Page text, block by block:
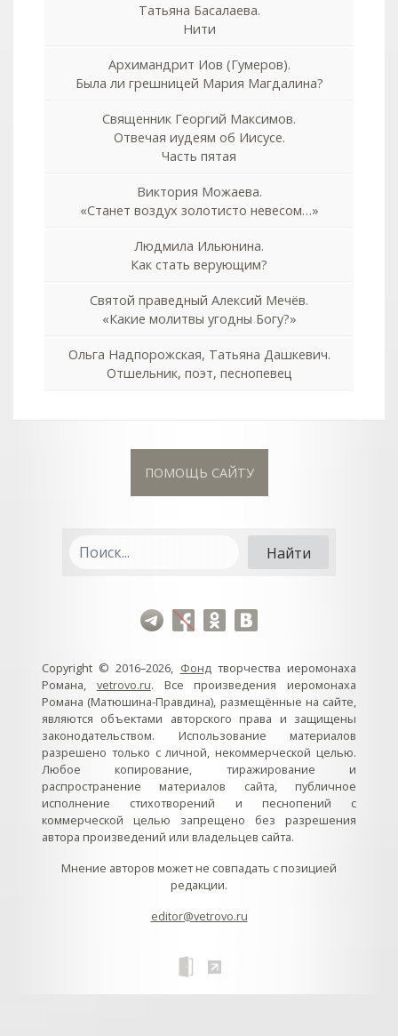
Татьяна Басалаева.
Нити
Архимандрит Иов (Гумеров).
Была ли грешницей Мария Магдалина?
Священник Георгий Максимов.
Отвечая иудеям об Иисусе.
Часть пятая
Виктория Можаева.
«Станет воздух золотисто невесом…»
Людмила Ильюнина.
Как стать верующим?
Святой праведный Алексий Мечёв.
«Какие молитвы угодны Богу?»
Ольга Надпорожская, Татьяна Дашкевич.
Отшельник, поэт, песнопевец
ПОМОЩЬ САЙТУ
Copyright © 2016–2026, Фондтворчества иеромонаха
Романа, vetrovo.ru. Все произведения иеромонаха
Романа (Матюшина-Правдина), размещённые на сайте,
являются объектами авторского права и защищены
законодательством. Использование материалов
разрешено только с личной, некоммерческой целью.
Любое копирование, тиражирование и
распространение материалов сайта, публичное
исполнение стихотворений и песнопений с
коммерческой целью запрещено без разрешения
автора произведений или владельцев сайта.
Мнение авторов может не совпадать с позицией
редакции.
editor@vetrovo.ru